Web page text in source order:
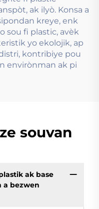
ak ilyò. Konsa a
kreye, enk
sou fi plastic, avèk
yo ekolojik, ap
kontribiye pou
envirònman ak pi
souvan
ak base
a bezwen